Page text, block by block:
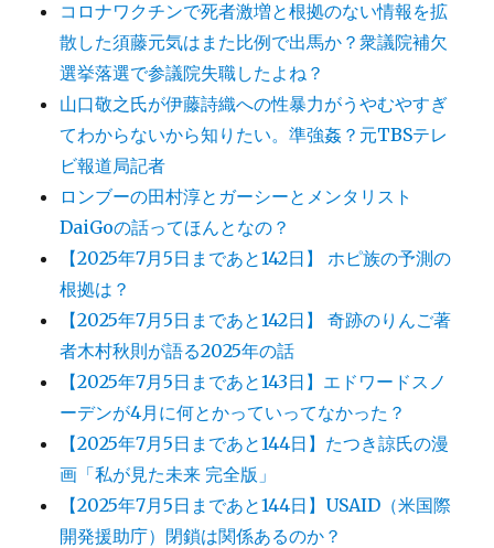
コロナワクチンで死者激増と根拠のない情報を拡
散した須藤元気はまた比例で出馬か？衆議院補欠
選挙落選で参議院失職したよね？
山口敬之氏が伊藤詩織への性暴力がうやむやすぎ
てわからないから知りたい。準強姦？元TBSテレ
ビ報道局記者
ロンブーの田村淳とガーシーとメンタリスト
DaiGoの話ってほんとなの？
【2025年7月5日まであと142日】 ホピ族の予測の
根拠は？
【2025年7月5日まであと142日】 奇跡のりんご著
者木村秋則が語る2025年の話
【2025年7月5日まであと143日】エドワードスノ
ーデンが4月に何とかっていってなかった？
【2025年7月5日まであと144日】たつき諒氏の漫
画「私が見た未来 完全版」
【2025年7月5日まであと144日】USAID（米国際
開発援助庁）閉鎖は関係あるのか？